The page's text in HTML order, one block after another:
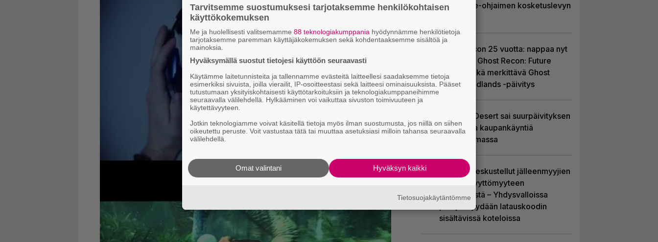
DualSense-ohjaimen kosketuslevyn
Ghost Recon 25 vuotta: nappaa nyt
ilmaiseksi Ghost Recon: Future
Soldier sekä merkittävä Ghost
Recon Wildlands -päivitys
4
Crimson Desert sai suurpäivityksen
– uudistaa kaupankäyntiä
pelimaailmassa
5
Sony on keskustellut jälleenmyyjien
kanssa levyttömyyteen
siirtymisestä – Yhdysvalloissa
pelejä myydään latauskoodin
sisältävissä koteloissa
Tarvitsemme suostumuksesi tarjotaksemme henkilökohtaisen
käyttökokemuksen
Me ja huolellisesti valitsemamme 88 teknologiakumppania hyödynnämme henkilötietoja
tarjotaksemme paremman käyttäjäkokemuksen sekä kohdentaaksemme sisältöä ja
mainoksia.
Hyväksymällä suostut tietojesi käyttöön seuraavasti
Käytämme laitetunnisteita ja tallennamme evästeitä laitteellesi saadaksemme tietoja
esimerkiksi sivuista, joilla vierailit, IP-osoitteestasi sekä laitteesi ominaisuuksista. Pääset
tutustumaan yksityiskohtaisesti käyttötarkoituksiin ja teknologiakumppaneihimme
seuraavalla välilehdellä. Hylkääminen voi vaikuttaa sivuston toimivuuteen ja
käytettävyyteen.
Jotkin teknologiamme voivat käsitellä tietoja myös ilman suostumusta, jos niillä on siihen
oikeutettu peruste. Voit vastustaa tätä tai muuttaa asetuksiasi milloin tahansa seuraavalla
välilehdellä.
Hyväksyn kaikki
Omat valintani
Tietosuojakäytäntömme